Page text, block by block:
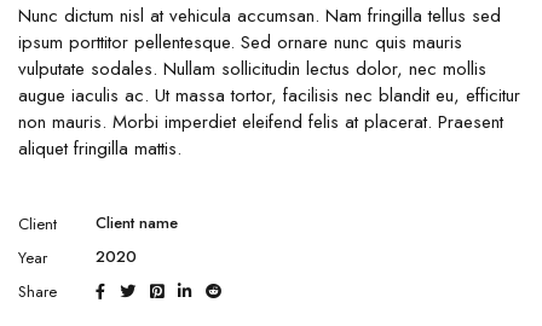
Nunc dictum nisl at vehicula accumsan. Nam fringilla tellus sed
ipsum porttitor pellentesque. Sed ornare nunc quis mauris
vulputate sodales. Nullam sollicitudin lectus dolor, nec mollis
augue iaculis ac. Ut massa tortor, facilisis nec blandit eu, efficitur
non mauris. Morbi imperdiet eleifend felis at placerat. Praesent
aliquet fringilla mattis.
Client
Client name
Year
2020
Share